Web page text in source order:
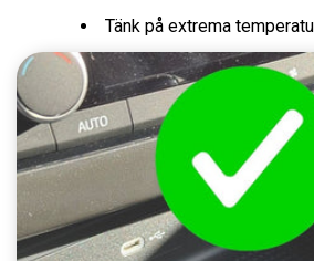
Tänk på extrema